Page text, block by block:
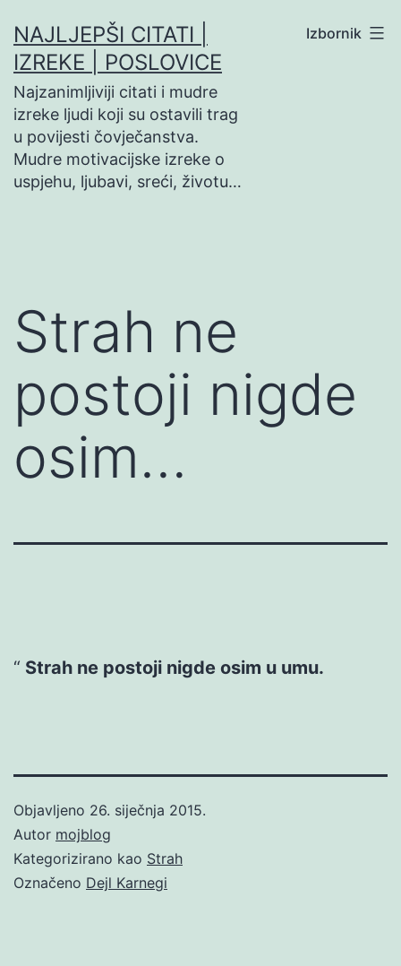
na
sadržaj
NAJLJEPŠI CITATI |
IZREKE | POSLOVICE
Najzanimljiviji citati i mudre
izreke ljudi koji su ostavili trag
u povijesti čovječanstva.
Mudre motivacijske izreke o
uspjehu, ljubavi, sreći, životu…
Izbornik
Strah ne
postoji nigde
osim…
Strah ne postoji nigde osim u umu.
Objavljeno 26. siječnja 2015.
Autor mojblog
Kategorizirano kao Strah
Označeno Dejl Karnegi